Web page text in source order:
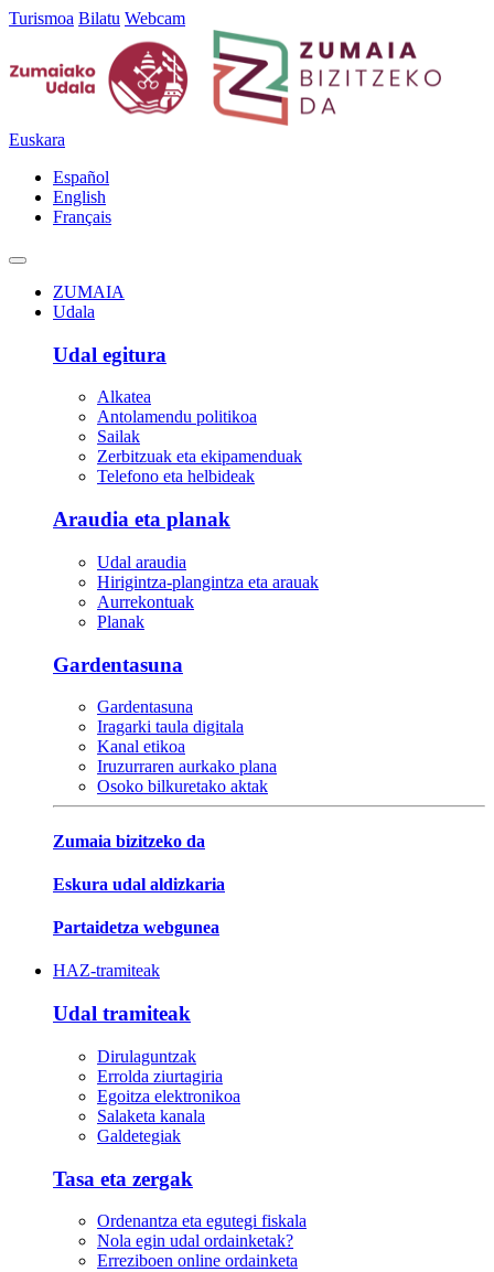
Turismoa Bilatu Webcam
Euskara
Español
English
Français
ZUMAIA
Udala
Udal egitura
Alkatea
Antolamendu politikoa
Sailak
Zerbitzuak eta ekipamenduak
Telefono eta helbideak
Araudia eta planak
Udal araudia
Hirigintza-plangintza eta arauak
Aurrekontuak
Planak
Gardentasuna
Gardentasuna
Iragarki taula digitala
Kanal etikoa
Iruzurraren aurkako plana
Osoko bilkuretako aktak
Zumaia bizitzeko da
Eskura udal aldizkaria
Partaidetza webgunea
HAZ-tramiteak
Udal tramiteak
Dirulaguntzak
Errolda ziurtagiria
Egoitza elektronikoa
Salaketa kanala
Galdetegiak
Tasa eta zergak
Ordenantza eta egutegi fiskala
Nola egin udal ordainketak?
Erreziboen online ordainketa